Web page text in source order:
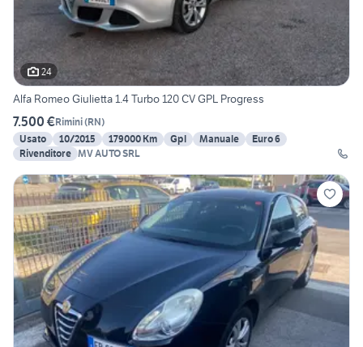
24
Alfa Romeo Giulietta 1.4 Turbo 120 CV GPL Progress
7.500 €Rimini(RN)
Usato
10/2015 179000 Km Gpl Manuale
Euro 6
Rivenditore MV AUTO SRL